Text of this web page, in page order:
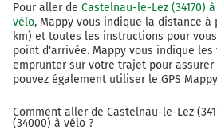
Pour aller de Castelnau-le-Lez (34170)
vélo, Mappy vous indique la distance à
km) et toutes les instructions pour
point d'arrivée. Mappy vous indique les
emprunter sur votre trajet pour assurer
pouvez également utiliser le GPS
Comment aller de Castelnau-le-Lez
(34000) à vélo ?